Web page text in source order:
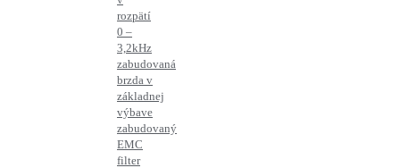
rozpätí
0 –
3,2kHz
zabudovaná
brzda v
základnej
výbave
zabudovaný
EMC
filter